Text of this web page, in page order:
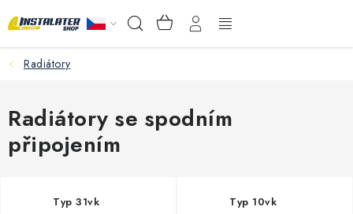
na
Hledat NÁKUPNÍ
KOŠÍK
VELKOOBCHOD
PORADŇA
PRODEJNA
Radiátory
Radiátory se spodním
připojením
Typ 31vk Typ 10vk